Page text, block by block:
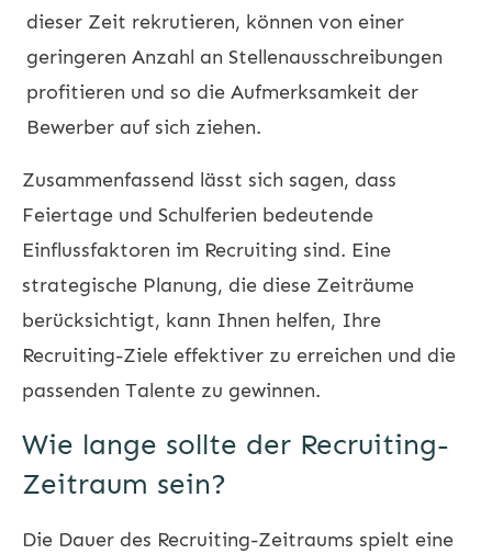
dieser Zeit rekrutieren, können von einer
geringeren Anzahl an Stellenausschreibungen
profitieren und so die Aufmerksamkeit der
Bewerber auf sich ziehen.
Zusammenfassend lässt sich sagen, dass
Feiertage und Schulferien bedeutende
Einflussfaktoren im Recruiting sind. Eine
strategische Planung, die diese Zeiträume
berücksichtigt, kann Ihnen helfen, Ihre
Recruiting-Ziele effektiver zu erreichen und die
passenden Talente zu gewinnen.
Wie lange sollte der Recruiting-
Zeitraum sein?
Die Dauer des Recruiting-Zeitraums spielt eine